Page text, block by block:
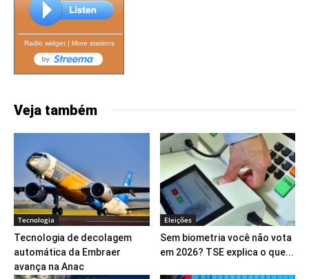
Radio widget| More stations
Veja também
Tecnologia
Tecnologia de decolagem
automática da Embraer
avança na Anac
Eleições
Sem biometria você não vota
em 2026? TSE explica o que...